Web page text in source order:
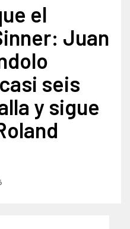
el
Juan
seis
y sigue